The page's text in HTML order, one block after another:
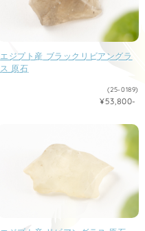
エジプト産 ブラックリビアングラ
ス 原石
(25-0189)
¥53,800-